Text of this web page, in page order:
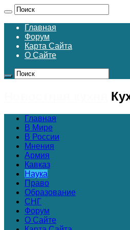
Главная
Форум
Карта Сайта
О Сайте
Главная
В Мире
В России
Мнения
Армия
Кавказ
Наука
Право
Образование
СНГ
Форум
О Сайте